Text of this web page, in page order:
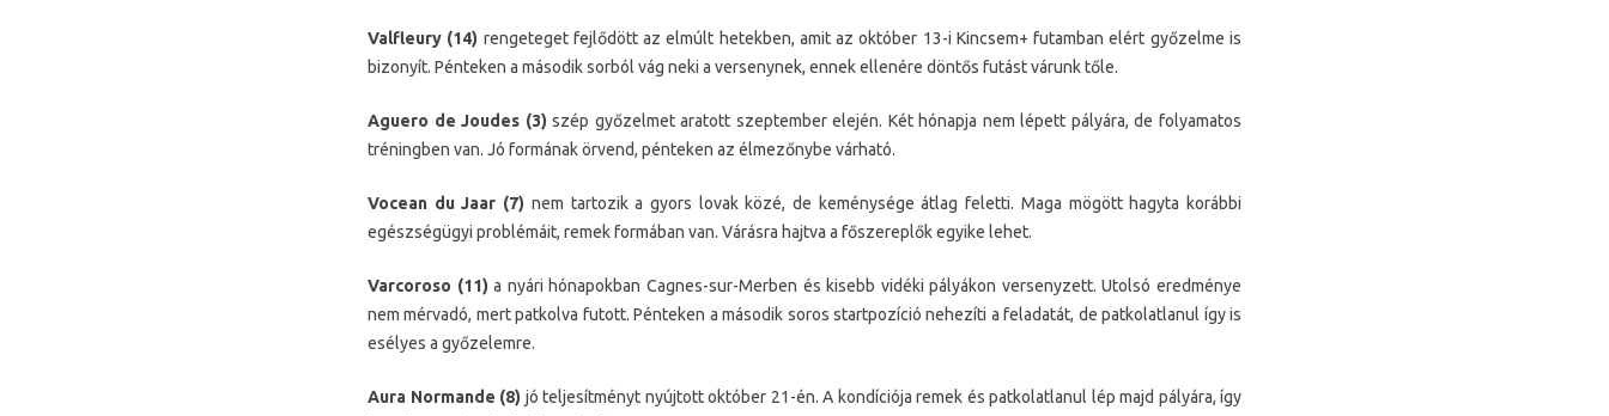
Valfleury (14) rengeteget fejlődött az elmúlt hetekben, amit az október 13-i Kincsem+ futamban elért győzelme is
bizonyít. Pénteken a második sorból vág neki a versenynek, ennek ellenére döntős futást várunk tőle.
Aguero de Joudes (3) szép győzelmet aratott szeptember elején. Két hónapja nem lépett pályára, de folyamatos
tréningben van. Jó formának örvend, pénteken az élmezőnybe várható.
Vocean du Jaar (7) nem tartozik a gyors lovak közé, de keménysége átlag feletti. Maga mögött hagyta korábbi
egészségügyi problémáit, remek formában van. Várásra hajtva a főszereplők egyike lehet.
Varcoroso (11) a nyári hónapokban Cagnes-sur-Merben és kisebb vidéki pályákon versenyzett. Utolsó eredménye
nem mérvadó, mert patkolva futott. Pénteken a második soros startpozíció nehezíti a feladatát, de patkolatlanul így is
esélyes a győzelemre.
Aura Normande (8) jó teljesítményt nyújtott október 21-én. A kondíciója remek és patkolatlanul lép majd pályára, így